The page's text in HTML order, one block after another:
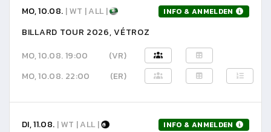
MO, 10.08. | WT | ALL | INFO & ANMELDEN
BILLARD TOUR 2026, VÉTROZ
MO, 10.08. 19:00
(VR)
MO, 10.08. 22:00
(ER)
DI, 11.08. | WT | ALL | INFO & ANMELDEN